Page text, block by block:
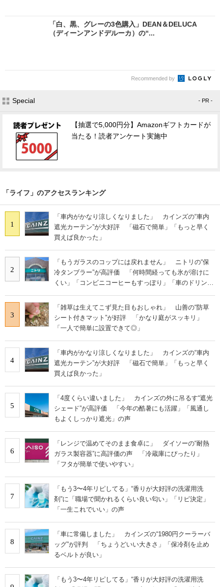
「白、黒、グレーの3色購入」DEAN＆DELUCA
（ディーンアンドデルーカ）の“...
Recommended by
Special - PR -
【抽選で5,000円分】Amazonギフトカードが
当たる！読者アンケート実施中
「ライフ」のアクセスランキング
1
「車内がかなり涼しくなりました」 カインズの“車内
遮光カーテン”が大好評 「磁石で簡単」「もっと早く
買えば良かった」
2
「もうガラスのコップには戻れません」 ニトリの“保
冷タンブラー”が高評価 「何時間経っても氷が溶けに
くい」「コンビニコーヒーもすっぽり」「車のドリンク
3
「雑草は生えてこず見た目もおしゃれ」 山善の“防草
シート付きマット”が好評 「かなり庭がスッキリ」
「一人で簡単に設置できて◎」
4
「車内がかなり涼しくなりました」 カインズの“車内
遮光カーテン”が大好評 「磁石で簡単」「もっと早く
買えば良かった」
5
「4度くらい違いました」 カインズの外に吊るす“遮光
シェード”が高評価 「今年の酷暑にも活躍」「風通し
もよくしっかり遮光」の声
6
「レンジで温めてそのまま食卓に」 ダイソーの“耐熱
ガラス製容器”に高評価の声 「冷蔵庫にぴったり」
「フタが簡単で使いやすい」
7
「もう3〜4年リピしてる」“香りが大好評の洗濯用洗
剤”に「職場で聞かれるくらい良い匂い」「リピ決定」
「一生これでいい」の声
8
「車に常備しました」 カインズの“1980円クーラーバ
ッグ”が評判 「ちょうどいい大きさ」「保冷剤を止め
るベルトが良い」
「もう3〜4年リピしてる」“香りが大好評の洗濯用洗